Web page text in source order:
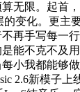
无限。起首
变化。更主
再手写每一
能不克不及
小我都能够
2.6新模子上